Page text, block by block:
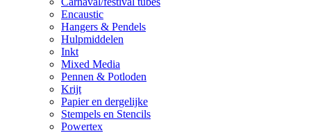
Encaustic
Hangers & Pendels
Hulpmiddelen
Inkt
Mixed Media
Pennen & Potloden
Krijt
Papier en dergelijke
Stempels en Stencils
Powertex